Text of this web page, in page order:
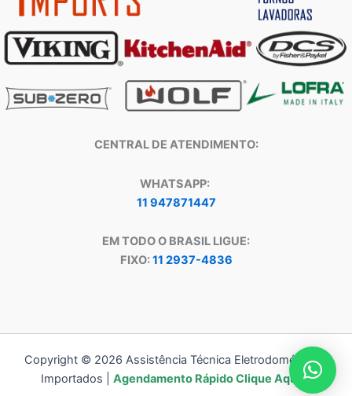
CENTRAL DE ATENDIMENTO:
WHATSAPP:
11 947871447
EM TODO O BRASIL LIGUE:
FIXO:11 2937-4836
Copyright © 2026 Assistência Técnica Eletrodomésticos
Importados | Agendamento Rápido Clique Aqui!!!